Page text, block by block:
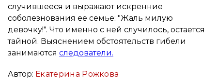
случившееся и выражают искренние
соболезнования ее семье: "Жаль милую
девочку!". Что именно с ней случилось, остается
тайной. Выяснением обстоятельств гибели
занимаются следователи.
Автор: Екатерина Рожкова